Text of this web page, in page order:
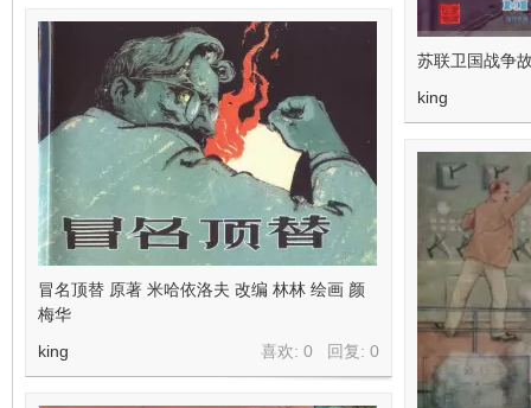
苏联卫国战争
king
冒名顶替 原著 米哈依洛夫 改编 林林 绘画 颜
梅华
喜欢: 0 回复: 0
king